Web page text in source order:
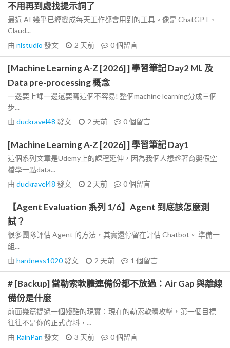
不用再到處找提示詞了
最近 AI 幾乎已經變成每天工作都會用到的工具。像是 ChatGPT、
Claud...
由 nlstudio 發文 2 天前 0個留言
[Machine Learning A-Z [2026] ] 學習筆記 Day2 ML 及
Data pre-processing 概念
一邊要上課一邊還要寫這個不容易! 整個machine learning分成三個
步...
由 duckravel48 發文 2 天前 0個留言
[Machine Learning A-Z [2026] ] 學習筆記 Day1
這個系列文章是Udemy上的課程延伸，因為我個人想趁著育嬰假空
檔學一點data...
由 duckravel48 發文 2 天前 0個留言
【Agent Evaluation 系列 1/6】Agent 到底該怎麼測
試？
很多團隊評估 Agent 的方法，其實還停留在評估 Chatbot。 準備一
組...
由 hardness1020發文 2 天前 1 個留言
# [Backup] 當勒索軟體連備份都不放過：Air Gap 與離線
備份是什麼
前面幾篇提過一個殘酷的現實：現在的勒索軟體攻擊，第一個目標
往往不是你的正式資料，...
由 RainPan 發文 3 天前 0個留言